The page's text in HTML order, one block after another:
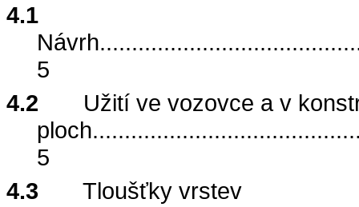
4.1
Návrh
5
4.2
Užití ve vozovce a v
ploch
5
4.3
Tloušťky vrstev